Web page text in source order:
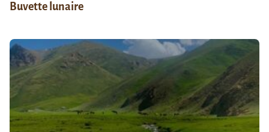
Buvette lunaire